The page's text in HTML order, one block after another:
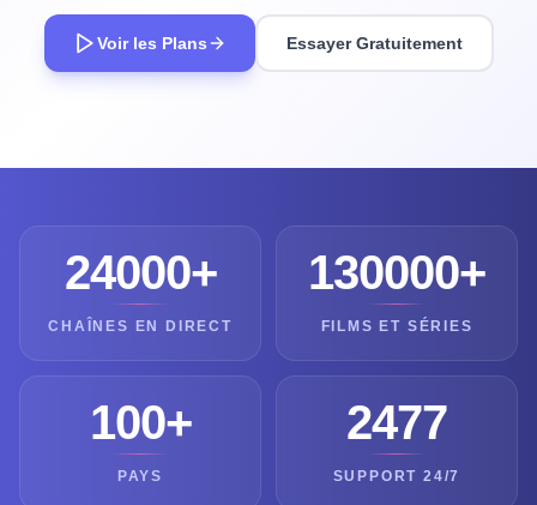
Voir les Plans Essayer Gratuitement
24000+
CHAÎNES EN DIRECT
130000+
FILMS ET SÉRIES
100+
PAYS
2477
SUPPORT 24/7